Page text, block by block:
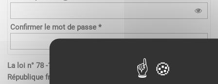
Confirmer le mot de passe *
La loi n° 78 -17 du 6 janvier 1978 relative à l’informatique de la
République française, aux fichiers et aux libertés s’applique